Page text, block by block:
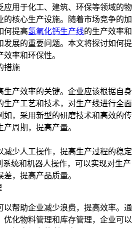
用于化工、建筑、环保等领域的物
的核心生产设施。随着市场竞争的加
何提高氢氧化钙生产线的生产效率和
发展的重要问题。本文将探讨如何提
率和环保性。
措施
产效率的关键。企业应该根据自身
生产工艺和技术，对生产线进行全面
如，采用新型的研磨技术和高效的传
周期，提高产量。
少人工操作，提高生产过程的稳定
统和机器人操作，可以实现对生产
，提高产品质量。
帮助企业减少浪费，提高效率。通
优化物料管理和库存管理，企业可以